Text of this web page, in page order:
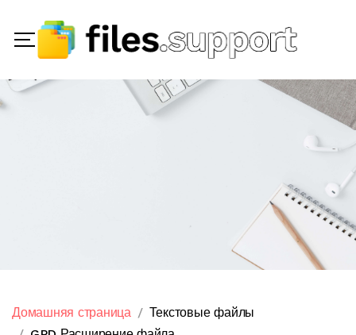
Домашняя страница
Текстовые файлы